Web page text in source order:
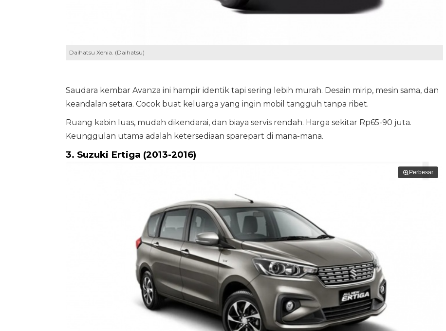
Daihatsu Xenia. (Daihatsu)
Saudara kembar Avanza ini hampir identik tapi sering lebih murah. Desain mirip, mesin sama, dan
keandalan setara. Cocok buat keluarga yang ingin mobil tangguh tanpa ribet.
Ruang kabin luas, mudah dikendarai, dan biaya servis rendah. Harga sekitar Rp65-90 juta.
Keunggulan utama adalah ketersediaan sparepart di mana-mana.
3. Suzuki Ertiga (2013-2016)
Perbesar